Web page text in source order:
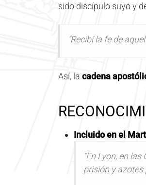
sido discípulo suyo y
“Recibí la fe de
Así, la cadena
Incluido en el
“En Lyon, en
prisión y azotes